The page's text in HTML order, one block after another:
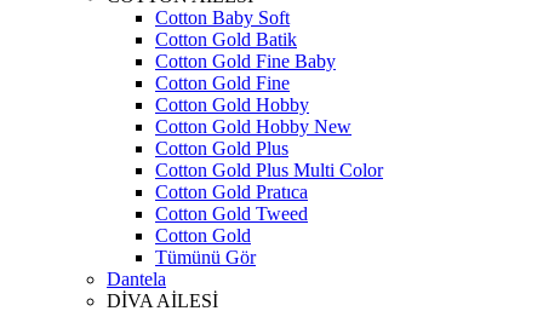
Cotton Baby Soft
Cotton Gold Batik
Cotton Gold Fine Baby
Cotton Gold Fine
Cotton Gold Hobby
Cotton Gold Hobby New
Cotton Gold Plus
Cotton Gold Plus Multi Color
Cotton Gold Pratıca
Cotton Gold Tweed
Cotton Gold
Tümünü Gör
Dantela
DİVA AİLESİ